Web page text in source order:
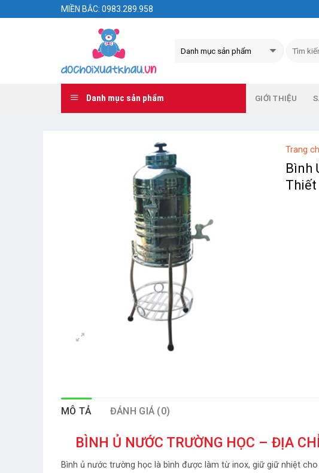
MIỀN BẮC: 0983.289.958
Danh mục sản phẩm GIỚI THIỆU
Trang
Bình
Thiết
MÔ TẢ ĐÁNH GIÁ (0)
BÌNH Ủ NƯỚC TRƯỜNG HỌC – ĐỊA
Bình ủ nước trường học là bình được làm từ inox, giữ giữ nhiệt